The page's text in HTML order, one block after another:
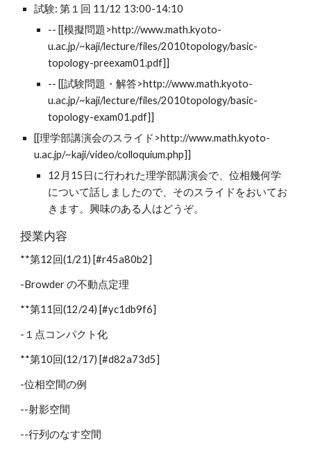
試験: 第１回 11/12 13:00-14:10
-- [[模擬問題>http://www.math.kyoto-
u.ac.jp/~kaji/lecture/files/2010topology/basic-
topology-preexam01.pdf]]
-- [[試験問題・解答>http://www.math.kyoto-
u.ac.jp/~kaji/lecture/files/2010topology/basic-
topology-exam01.pdf]]
[[理学部講演会のスライド>http://www.math.kyoto-
u.ac.jp/~kaji/video/colloquium.php]]
12月15日に行われた理学部講演会で、位相幾何学
について話しましたので、そのスライドをおいてお
きます。興味のある人はどうぞ。
授業内容
**第12回(1/21) [#r45a80b2]
-Browder の不動点定理
**第11回(12/24) [#yc1db9f6]
-１点コンパクト化
**第10回(12/17) [#d82a73d5]
-位相空間の例
--射影空間
--行列のなす空間